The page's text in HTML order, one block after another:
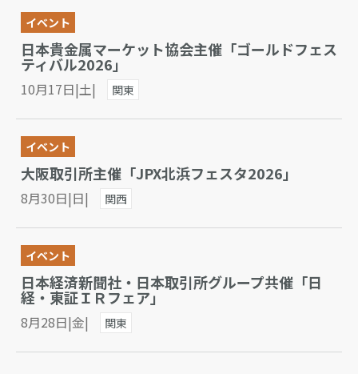
イベント
日本貴金属マーケット協会主催「ゴールドフェス
ティバル2026」
10月17日|土| 関東
イベント
大阪取引所主催「JPX北浜フェスタ2026」
8月30日|日| 関西
イベント
日本経済新聞社・日本取引所グループ共催「日
経・東証ＩＲフェア」
8月28日|金| 関東